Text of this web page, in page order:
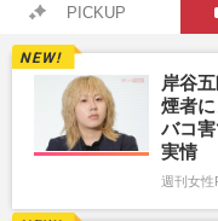
PICKUP
岸谷
煙者
バコ
実情
週刊女性